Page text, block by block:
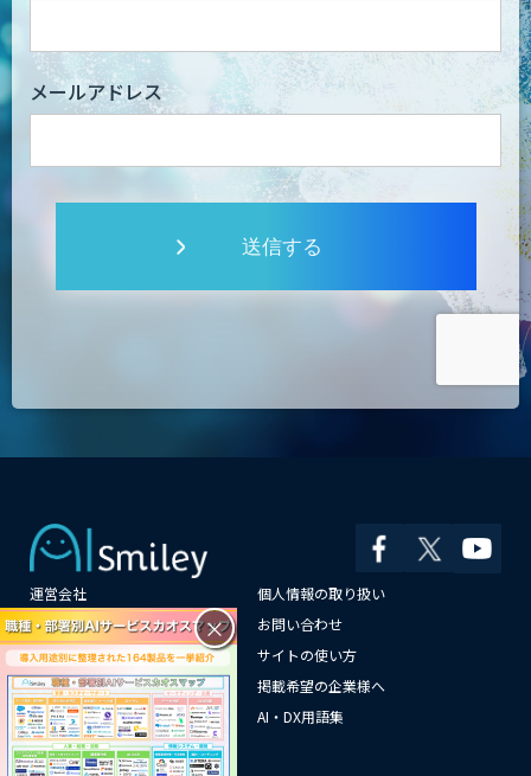
メールアドレス
送信する
運営会社
個人情報の取り扱い
よくある質問
お問い合わせ
メールマガジン登録
サイトの使い方
情報提供はこちらから
掲載希望の企業様へ
AI企業一覧
AI・DX用語集
サイトマップ
×